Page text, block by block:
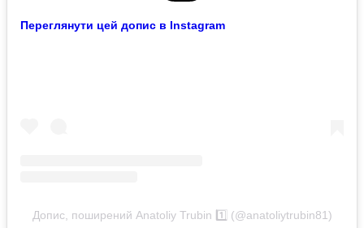
Переглянути цей допис в Instagram
Допис, поширений Anatoliy Trubin 1️⃣ (@anatoliytrubin81)